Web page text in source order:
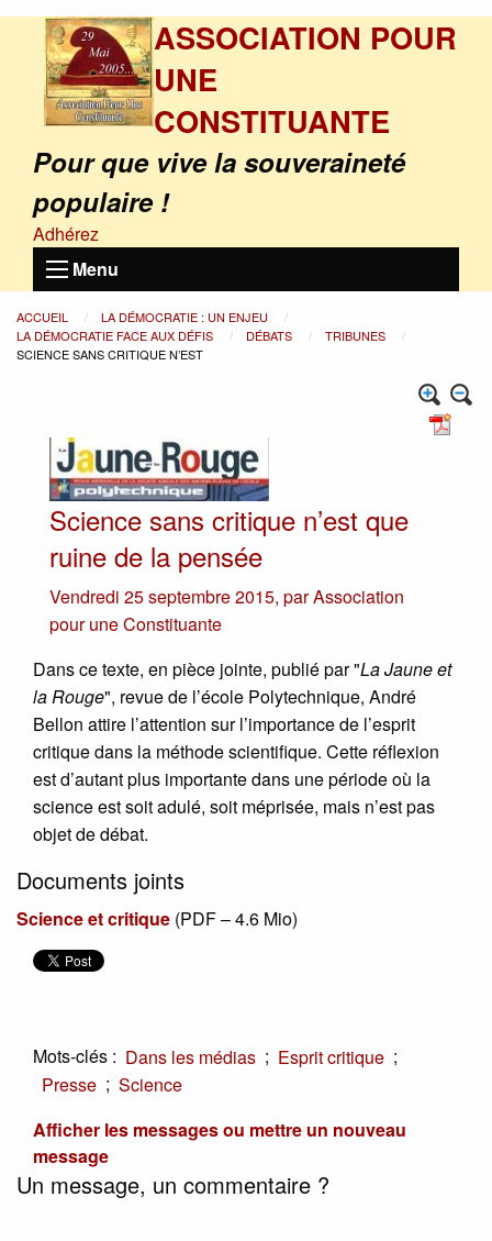
ASSOCIATION POUR
UNE
CONSTITUANTE
Pour que vive la souveraineté
populaire !
Adhérez
Menu
ACCUEIL
LA DÉMOCRATIE : UN ENJEU
LA DÉMOCRATIE FACE AUX DÉFIS
DÉBATS
TRIBUNES
SCIENCE SANS CRITIQUE N’EST
Science sans critique n’est que
ruine de la pensée
Vendredi 25 septembre 2015, parAssociation
pour une Constituante
Dans ce texte, en pièce jointe, publié par "La Jaune et
la Rouge", revue de l’école Polytechnique, André
Bellon attire l’attention sur l’importance de l’esprit
critique dans la méthode scientifique. Cette réflexion
est d’autant plus importante dans une période où la
science est soit adulé, soit méprisée, mais n’est pas
objet de débat.
Documents joints
Science et critique (PDF – 4.6 Mio)
Mots-clés : Dans les médias ; Esprit critique ;
Presse ; Science
Afficher les messages ou mettre un nouveau
message
Un message, un commentaire ?